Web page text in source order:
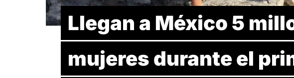
Llegan a México 5
mujeres durante el